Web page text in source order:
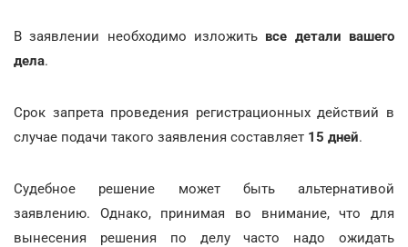
В заявлении необходимо изложить все детали вашего
дела.
Срок запрета проведения регистрационных действий в
случае подачи такого заявления составляет 15 дней.
Судебное решение может быть альтернативой
заявлению. Однако, принимая во внимание, что для
вынесения решения по делу часто надо ожидать